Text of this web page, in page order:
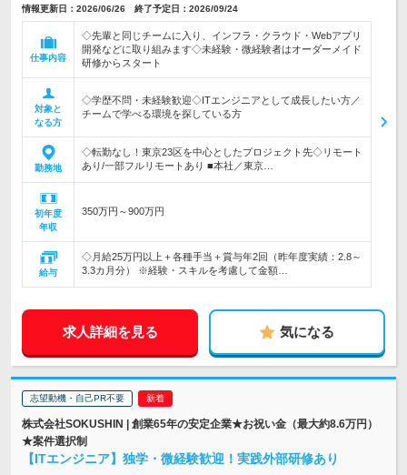
情報更新日：2026/06/26 終了予定日：2026/09/24
仕事内容
◇先輩と同じチームに入り、インフラ・クラウド・Webアプリ
開発などに取り組みます◇未経験・微経験者はオーダーメイド
研修からスタート
対象と
なる方
◇学歴不問・未経験歓迎◇ITエンジニアとして成長したい方／
チームで学べる環境を探している方
勤務地
◇転勤なし！東京23区を中心としたプロジェクト先◇リモート
あり/一部フルリモートあり ■本社／東京…
初年度
年収
350万円～900万円
給与
◇月給25万円以上＋各種手当＋賞与年2回（昨年度実績：2.8～
3.3カ月分） ※経験・スキルを考慮して金額…
求人詳細を見る 気になる
志望動機・自己PR不要
株式会社SOKUSHIN | 創業65年の安定企業★お祝い金（最大約8.6万円）
★案件選択制
【ITエンジニア】独学・微経験歓迎！実践外部研修あり